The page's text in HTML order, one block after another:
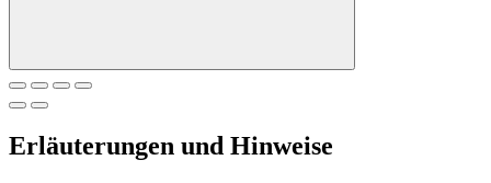
Erläuterungen und Hinweise